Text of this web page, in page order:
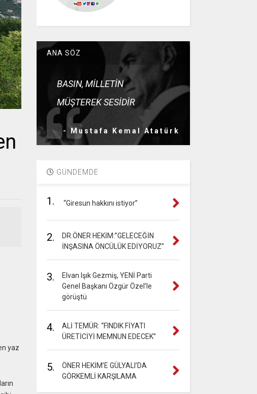
yaz
ANA SÖZ
BASIN, MİLLETİN
MÜŞTEREK SESİDİR
- Mustafa Kemal Atatürk
GÜNDEMDE
1. “Giresun hakkını istiyor”
2.
DR.ÖNER HEKİM:”GELECEĞİN
İNŞASINA ÖNCÜLÜK EDİYORUZ”
3.
Elvan Işık Gezmiş, YENİ Parti
Genel Başkanı Özgür Özel’le
görüştü
4.
ALİ TEMÜR: “FINDIK FİYATI
ÜRETİCİYİ MEMNUN EDECEK”
5.
ÖNER HEKİM’E GÜLYALI’DA
GÖRKEMLİ KARŞILAMA